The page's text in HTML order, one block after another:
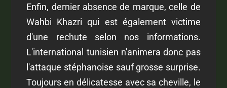
Enfin, dernier absence de marque, celle de
Wahbi Khazri qui est également victime
d'une rechute selon nos informations.
L'international tunisien n'animera donc pas
l'attaque stéphanoise sauf grosse surprise.
Toujours en délicatesse avec sa cheville, le